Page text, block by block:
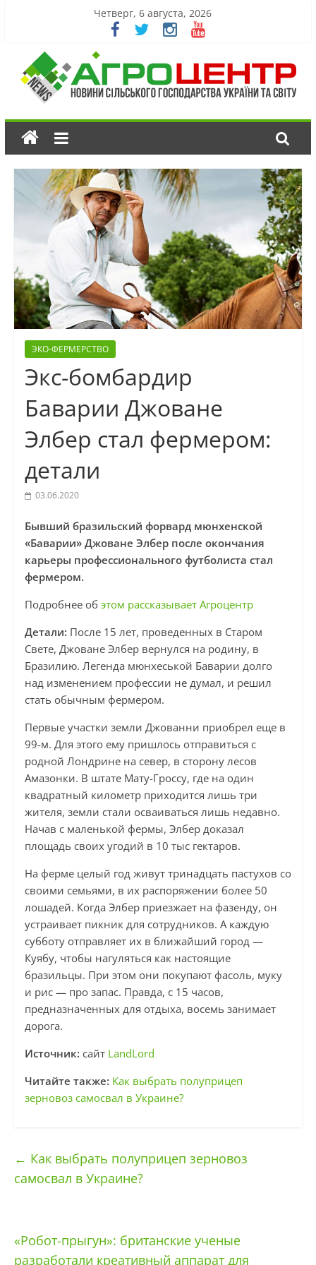
Четверг, 6 августа, 2026
ЭКО-ФЕРМЕРСТВО
Экс-бомбардир
Баварии Джоване
Элбер стал фермером:
детали
03.06.2020
Бывший бразильский форвард мюнхенской
«Баварии» Джоване Элбер после окончания
карьеры профессионального футболиста стал
фермером.
Подробнее об этом рассказывает Агроцентр
Детали: После 15 лет, проведенных в Старом
Свете, Джоване Элбер вернулся на родину, в
Бразилию. Легенда мюнхеськой Баварии долго
над изменением профессии не думал, и решил
стать обычным фермером.
Первые участки земли Джованни приобрел еще в
99-м. Для этого ему пришлось отправиться с
родной Лондрине на север, в сторону лесов
Амазонки. В штате Мату-Гроссу, где на один
квадратный километр приходится лишь три
жителя, земли стали осваиваться лишь недавно.
Начав с маленькой фермы, Элбер доказал
площадь своих угодий в 10 тыс гектаров.
На ферме целый год живут тринадцать пастухов со
своими семьями, в их распоряжении более 50
лошадей. Когда Элбер приезжает на фазенду, он
устраивает пикник для сотрудников. А каждую
субботу отправляет их в ближайший город —
Куябу, чтобы нагуляться как настоящие
бразильцы. При этом они покупают фасоль, муку
и рис — про запас. Правда, с 15 часов,
предназначенных для отдыха, восемь занимает
дорога.
Источник: сайт LandLord
Читайте также: Как выбрать полуприцеп
зерновоз самосвал в Украине?
← Как выбрать полуприцеп зерновоз
самосвал в Украине?
«Робот-прыгун»: британские ученые
разработали креативный аппарат для